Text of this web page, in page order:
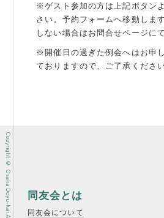
※ゲスト参加の方は上記ボタン
さい。予約フォームへ移動します
しない場合はお問合せページに
※開催日の過ぎた例会へはお申
ておりますので、ご了承ください
同友会とは
同友会について